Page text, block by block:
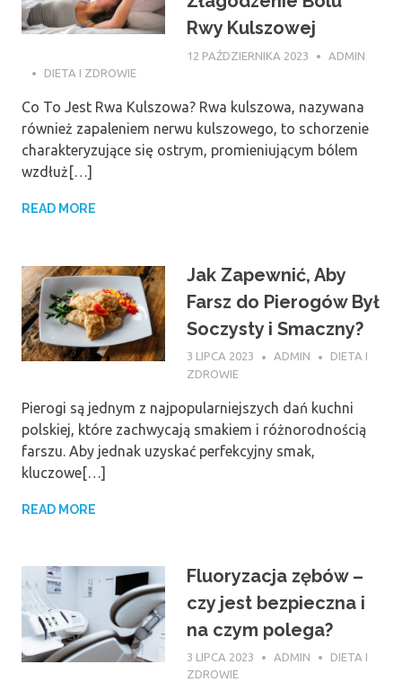
Rwy Kulszowej
12 PAŹDZIERNIKA 2023
ADMIN
DIETA I ZDROWIE
Co To Jest Rwa Kulszowa? Rwa kulszowa, nazywana
również zapaleniem nerwu kulszowego, to schorzenie
charakteryzujące się ostrym, promieniującym bólem
wzdłuż[…]
READ MORE
Jak Zapewnić, Aby
Farsz do Pierogów Był
Soczysty i Smaczny?
3 LIPCA 2023 ADMIN
DIETA I
ZDROWIE
Pierogi są jednym z najpopularniejszych dań kuchni
polskiej, które zachwycają smakiem i różnorodnością
farszu. Aby jednak uzyskać perfekcyjny smak,
kluczowe[…]
READ MORE
Fluoryzacja zębów –
czy jest bezpieczna i
na czym polega?
3 LIPCA 2023 ADMIN
DIETA I
ZDROWIE